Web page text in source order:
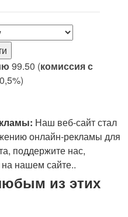
99.50 (комиссия с
0,5%)
Наш веб-сайт стал
онлайн-рекламы для
поддержите нас,
нашем сайте..
из этих